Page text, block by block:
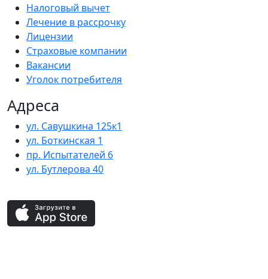
Налоговый вычет
Лечение в рассрочку
Лицензии
Страховые компании
Вакансии
Уголок потребителя
Адреса
ул. Савушкина 125к1
ул. Боткинская 1
пр. Испытателей 6
ул. Бутлерова 40